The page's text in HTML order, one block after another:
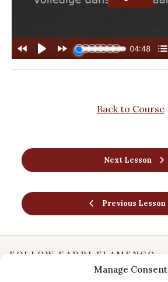
Manage Consent
Previous Lesson
Back to Course
Next Lesson
FOLLOW KADRI FLAMENCO